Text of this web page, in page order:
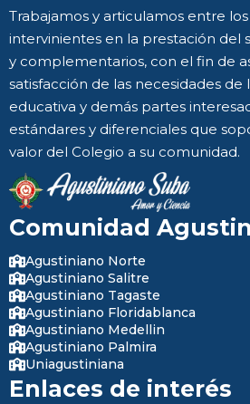
Trabajamos y articulamos entre
intervinientes en la prestación del
y complementarios, con el fin de
satisfacción de las necesidades de
educativa y demás partes
estándares y diferenciales que
valor del Colegio a su comunidad.
Comunidad
Agustiniano Norte
Agustiniano Salitre
Agustiniano Tagaste
Agustiniano Floridablanca
Agustiniano Medellin
Agustiniano Palmira
Uniagustiniana
Enlaces de interés